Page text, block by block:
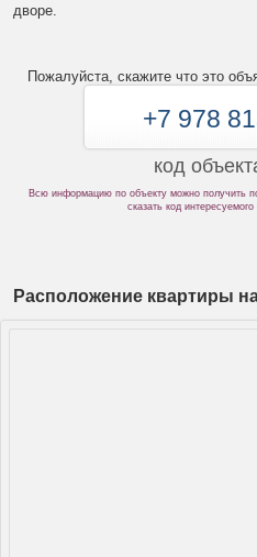
дворе.
Пожалуйста, скажите что это
+7 978
код
Всю информацию по объекту можно получить
сказать код
Расположение квартиры